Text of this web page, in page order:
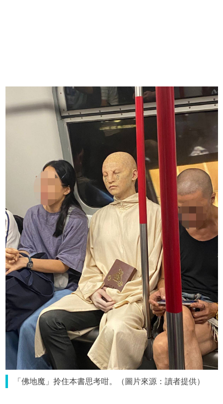
「佛地魔」拎住本書思考咁。（圖片來源：讀者提供）